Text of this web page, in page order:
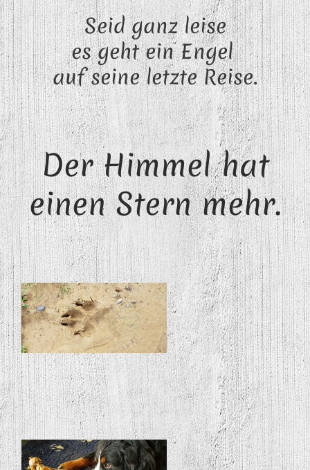
Seid ganz leise
es geht ein Engel
auf seine letzte Reise.
Der Himmel hat
einen Stern mehr.